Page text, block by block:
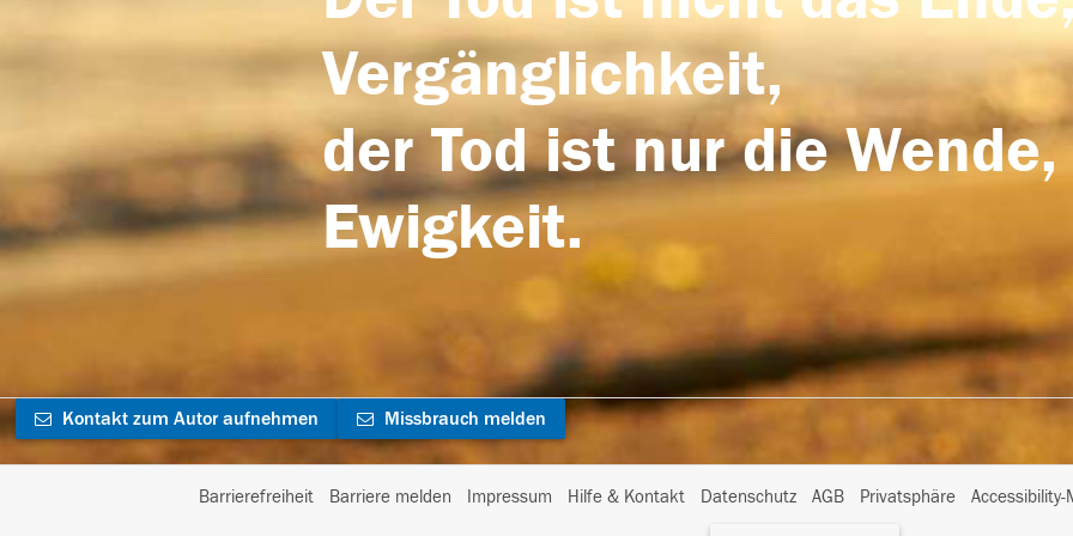
Vergänglichkeit,
der Tod ist nur die
Ewigkeit.
Kontakt zum Autor aufnehmen Missbrauch melden
Barrierefreiheit Barriere melden Impressum Hilfe & Kontakt Datenschutz AGB Privatsphäre
I